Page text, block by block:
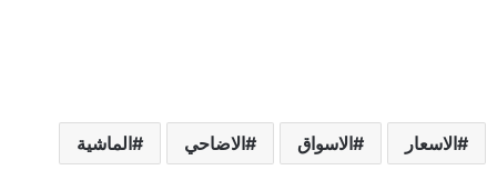
الاسعار الاسواق الاضاحي الماشية